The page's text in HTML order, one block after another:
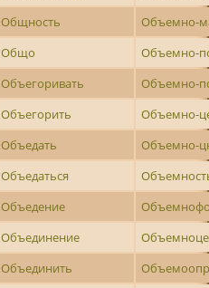
Общность
Объемно-
Общо
Объемно-
Объегоривать
Объемно-
Объегорить
Объемно-
Объедать
Объемно-
Объедаться
Объедение
Объединение
Объединить